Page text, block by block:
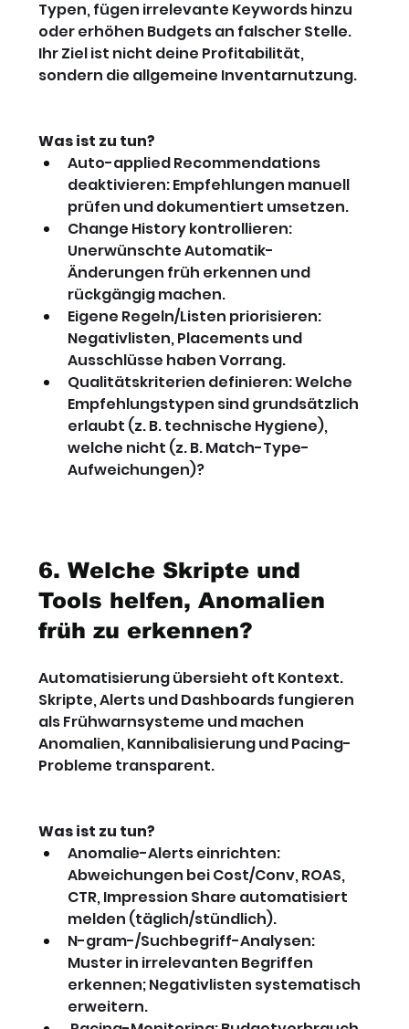
Typen, fügen irrelevante Keywords hinzu
oder erhöhen Budgets an falscher Stelle.
Ihr Ziel ist nicht deine Profitabilität,
sondern die allgemeine Inventarnutzung.
Was ist zu tun?
Auto-applied Recommendations
deaktivieren: Empfehlungen manuell
prüfen und dokumentiert umsetzen.
Change History kontrollieren:
Unerwünschte Automatik-
Änderungen früh erkennen und
rückgängig machen.
Eigene Regeln/Listen priorisieren:
Negativlisten, Placements und
Ausschlüsse haben Vorrang.
Qualitätskriterien definieren: Welche
Empfehlungstypen sind grundsätzlich
erlaubt (z. B. technische Hygiene),
welche nicht (z. B. Match-Type-
Aufweichungen)?
6. Welche Skripte und
Tools helfen, Anomalien
früh zu erkennen?
Automatisierung übersieht oft Kontext.
Skripte, Alerts und Dashboards fungieren
als Frühwarnsysteme und machen
Anomalien, Kannibalisierung und Pacing-
Probleme transparent.
Was ist zu tun?
Anomalie-Alerts einrichten:
Abweichungen bei Cost/Conv, ROAS,
CTR, Impression Share automatisiert
melden (täglich/stündlich).
N-gram-/Suchbegriff-Analysen:
Muster in irrelevanten Begriffen
erkennen; Negativlisten systematisch
erweitern.